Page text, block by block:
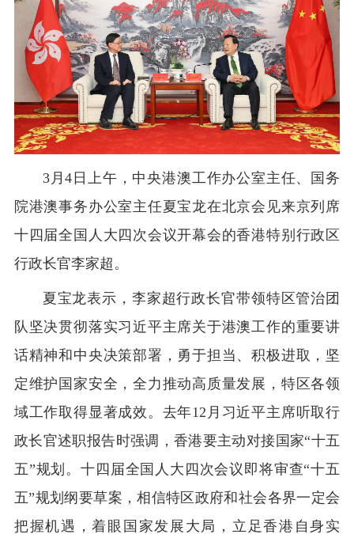
3月4日上午，中央港澳工作办公室主任、国务
院港澳事务办公室主任夏宝龙在北京会见来京列席
十四届全国人大四次会议开幕会的香港特别行政区
行政长官李家超。
夏宝龙表示，李家超行政长官带领特区管治团
队坚决贯彻落实习近平主席关于港澳工作的重要讲
话精神和中央决策部署，勇于担当、积极进取，坚
定维护国家安全，全力推动高质量发展，特区各领
域工作取得显著成效。去年12月习近平主席听取行
政长官述职报告时强调，香港要主动对接国家“十五
五”规划。十四届全国人大四次会议即将审查“十五
五”规划纲要草案，相信特区政府和社会各界一定会
把握机遇，着眼国家发展大局，立足香港自身实